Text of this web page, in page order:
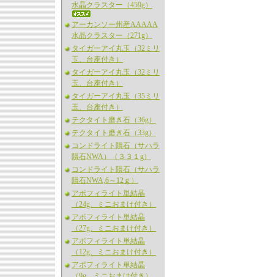
水晶クラスター（459g）
アーカンソー州産AAAAA
水晶クラスター（271g）
タイガーアイ丸玉（32ミリ
玉、台座付き）
タイガーアイ丸玉（32ミリ
玉、台座付き）
タイガーアイ丸玉（35ミリ
玉、台座付き）
テクタイト磨き石（36g）
テクタイト磨き石（33g）
コンドライト隕石（サハラ
隕石NWA）（３３１g）
コンドライト隕石（サハラ
隕石NWA,6～12ｇ）
アポフィライト単結晶
（24g、ミニおまけ付き）
アポフィライト単結晶
（27g、ミニおまけ付き）
アポフィライト単結晶
（12g、ミニおまけ付き）
アポフィライト単結晶